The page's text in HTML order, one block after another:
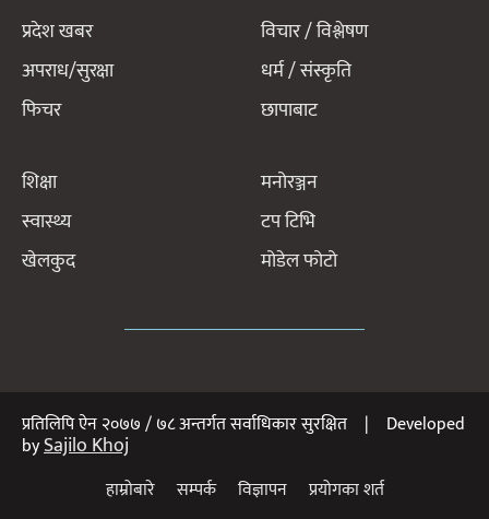
प्रदेश खबर
अपराध/सुरक्षा
फिचर
विचार / विश्लेषण
धर्म / संस्कृति
छापाबाट
शिक्षा
स्वास्थ्य
खेलकुद
मनोरञ्जन
टप टिभि
मोडेल फोटो
प्रतिलिपि ऐन २०७७ / ७८ अन्तर्गत सर्वाधिकार सुरक्षित | Developed
bySajilo Khoj
हाम्रोबारे सम्पर्क विज्ञापन प्रयोगका शर्त